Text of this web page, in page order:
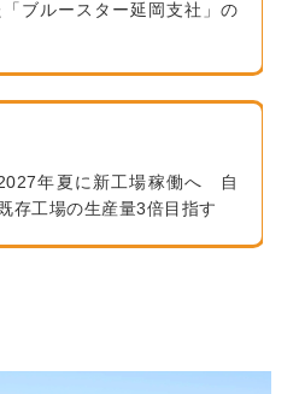
ブルースター延岡支社」の
年夏に新工場稼働へ 自
存工場の生産量3倍目指す